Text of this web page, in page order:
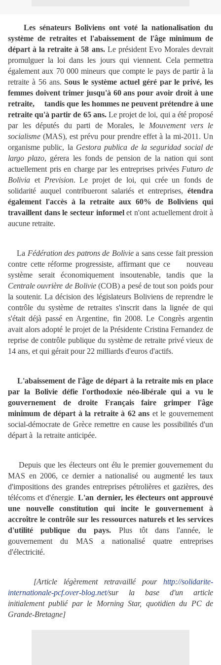
Les sénateurs Boliviens ont voté la nationalisation du
système de retraites et l'abaissement de l'âge minimum de
départ à la retraite à 58 ans.Le président Evo Morales devrait
promulguer la loi dans les jours qui viennent. Cela permettra
également aux 70 000 mineurs que compte le pays de partir à la
retraite à 56 ans. Sous le système actuel géré par le privé, les
femmes doivent trimer jusqu'à 60 ans pour avoir droit à une
retraite, tandis que les hommes ne peuvent prétendre à une
retraite qu'à partir de 65 ans. Le projet de loi, qui a été proposé
par les députés du parti de Morales, le Mouvement vers le
socialisme (MAS), est prévu pour prendre effet à la mi-2011. Un
organisme public, la Gestora publica de la seguridad social de
largo plazo, gérera les fonds de pension de la nation qui sont
actuellement pris en charge par les entreprises privées Futuro de
Bolivia et Prevision. Le projet de loi, qui crée un fonds de
solidarité auquel contribueront salariés et entreprises, étendra
également l'accès à la retraite aux 60% de Boliviens qui
travaillent dans le secteur informelet n'ont actuellement droit à
aucune retraite.
La Fédération des patrons de Boliviea sans cesse fait pression
contre cette réforme progressiste, affirmant que ce nouveau
système serait économiquement insoutenable, tandis que la
Centrale ouvrière de Bolivie(COB) a pesé de tout son poids pour
la soutenir. La décision des législateurs Boliviens de reprendre le
contrôle du système de retraites s'inscrit dans la lignée de qui
s'était déjà passé en Argentine, fin 2008. Le Congrès argentin
avait alors adopté le projet de la Présidente Cristina Fernandez de
reprise de contrôle publique du système de retraite privé vieux de
14 ans, et qui gérait pour 22 milliards d'euros d'actifs.
L'abaissement de l'âge de départ à la retraite mis en place
par la Bolivie défie l'orthodoxie néo-libérale qui a vu le
gouvernement de droite Français faire grimper l'âge
minimum de départ à la retraite à 62 ans et le gouvernement
social-démocrate de Grèce remettre en cause les possibilités d'un
départ à la retraite anticipée.
Depuis que les électeurs ont élu le premier gouvernement du
MAS en 2006, ce dernier a nationalisé ou augmenté les taux
d'impositions des grandes entreprises pétrolières et gazières, des
télécoms et d'énergie .L'an dernier, les électeurs ont approuvé
une nouvelle constitution qui incite le gouvernement à
accroître le contrôle sur les ressources naturels et les services
d'utilité publique du pays. Plus tôt dans l'année, le
gouvernement du MAS a nationalisé quatre entreprises
d'électricité.
[Article légèrement retravaillé pour http://solidarite-
internationale-pcf.over-blog.net/sur la base d'un article
initialement publié par le Morning Star, quotidien du PC de
Grande-Bretagne]